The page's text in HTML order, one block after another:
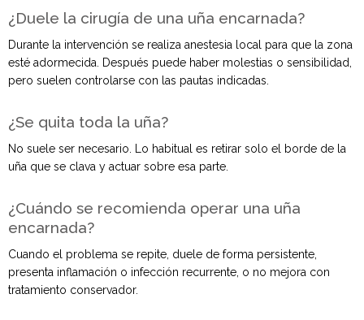
¿Duele la cirugía de una uña encarnada?
Durante la intervención se realiza anestesia local para que la zona
esté adormecida. Después puede haber molestias o sensibilidad,
pero suelen controlarse con las pautas indicadas.
¿Se quita toda la uña?
No suele ser necesario. Lo habitual es retirar solo el borde de la
uña que se clava y actuar sobre esa parte.
¿Cuándo se recomienda operar una uña
encarnada?
Cuando el problema se repite, duele de forma persistente,
presenta inflamación o infección recurrente, o no mejora con
tratamiento conservador.